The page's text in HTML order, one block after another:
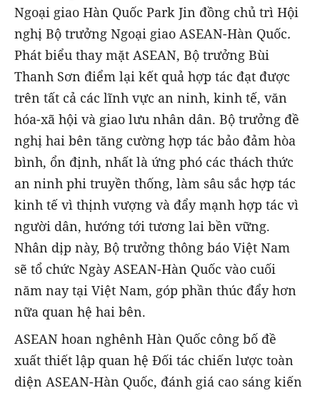
Ngoại giao Hàn Quốc Park Jin đồng chủ trì Hội
nghị Bộ trưởng Ngoại giao ASEAN-Hàn Quốc.
Phát biểu thay mặt ASEAN, Bộ trưởng Bùi
Thanh Sơn điểm lại kết quả hợp tác đạt được
trên tất cả các lĩnh vực an ninh, kinh tế, văn
hóa-xã hội và giao lưu nhân dân. Bộ trưởng đề
nghị hai bên tăng cường hợp tác bảo đảm hòa
bình, ổn định, nhất là ứng phó các thách thức
an ninh phi truyền thống, làm sâu sắc hợp tác
kinh tế vì thịnh vượng và đẩy mạnh hợp tác vì
người dân, hướng tới tương lai bền vững.
Nhân dịp này, Bộ trưởng thông báo Việt Nam
sẽ tổ chức Ngày ASEAN-Hàn Quốc vào cuối
năm nay tại Việt Nam, góp phần thúc đẩy hơn
nữa quan hệ hai bên.
ASEAN hoan nghênh Hàn Quốc công bố đề
xuất thiết lập quan hệ Đối tác chiến lược toàn
diện ASEAN-Hàn Quốc, đánh giá cao sáng kiến